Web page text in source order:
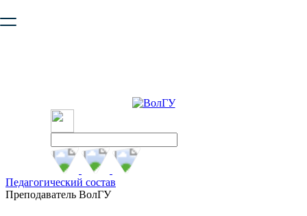
безопасную работу с сайтом. Пожалуйста
Педагогический состав
Преподаватель ВолГУ